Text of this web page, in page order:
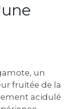
un
fruitée de la
acidulé